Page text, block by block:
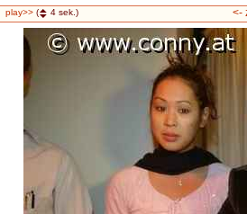
play>> ( 4 sek.) <-